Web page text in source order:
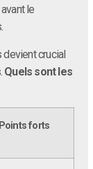
le
crucial
Quels sont les
Points forts